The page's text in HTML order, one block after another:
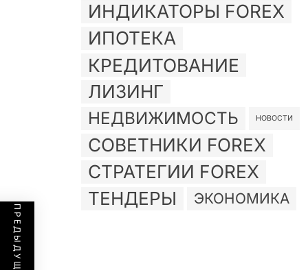
ИНДИКАТОРЫ FOREX
ИПОТЕКА
КРЕДИТОВАНИЕ
ЛИЗИНГ
НЕДВИЖИМОСТЬ НОВОСТИ
СОВЕТНИКИ FOREX
СТРАТЕГИИ FOREX
ТЕНДЕРЫ
ЭКОНОМИКА